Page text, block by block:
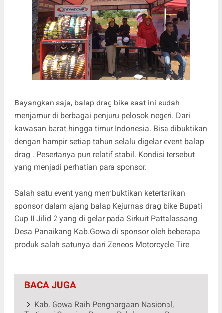
Bayangkan saja, balap drag bike saat ini sudah
menjamur di berbagai penjuru pelosok negeri. Dari
kawasan barat hingga timur Indonesia. Bisa dibuktikan
dengan hampir setiap tahun selalu digelar event balap
drag . Pesertanya pun relatif stabil. Kondisi tersebut
yang menjadi perhatian para sponsor.
Salah satu event yang membuktikan ketertarikan
sponsor dalam ajang balap Kejurnas drag bike Bupati
Cup II Jilid 2 yang di gelar pada Sirkuit Pattalassang
Desa Panaikang Kab.Gowa di sponsor oleh beberapa
produk salah satunya dari Zeneos Motorcycle Tire
BACA JUGA
Kab. Gowa Raih Penghargaan Nasional,